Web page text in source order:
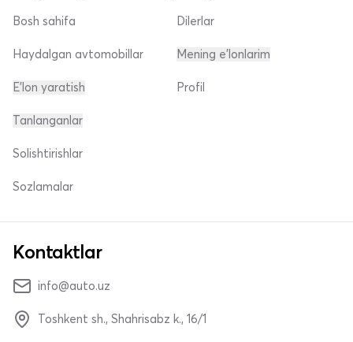
Bosh sahifa
Haydalgan avtomobillar
E'lon yaratish
Dilerlar
Mening e'lonlarim
Profil
Tanlanganlar
Solishtirishlar
Sozlamalar
Kontaktlar
info@auto.uz
Toshkent sh., Shahrisabz k., 16/1